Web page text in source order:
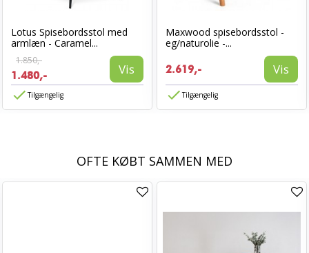
Lotus Spisebordsstol med
armlæn - Caramel...
1.850,-
1.480,- Vis
Tilgængelig
Maxwood spisebordsstol -
eg/naturolie -...
2.619,- Vis
Tilgængelig
OFTE KØBT SAMMEN MED